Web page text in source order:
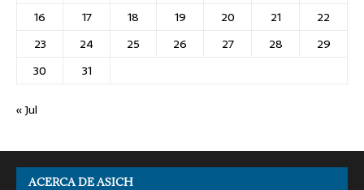
16
17 18 19 20 21
22
23
24 25 26 27 28
29
30
31
« Jul
ACERCA DE ASICH